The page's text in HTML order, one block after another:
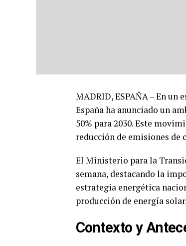
MADRID, ESPAÑA – En
España ha anunciado un
50% para 2030. Este
reducción de emisiones de
El Ministerio para la
semana, destacando la
estrategia energética
producción de energía
Contexto y